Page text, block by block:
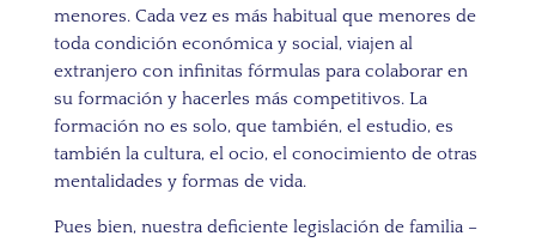
menores. Cada vez es más habitual que menores de
toda condición económica y social, viajen al
extranjero con infinitas fórmulas para colaborar en
su formación y hacerles más competitivos. La
formación no es solo, que también, el estudio, es
también la cultura, el ocio, el conocimiento de otras
mentalidades y formas de vida.
Pues bien, nuestra deficiente legislación de familia –